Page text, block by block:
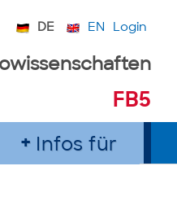
DE EN Login
FB5
Infos für